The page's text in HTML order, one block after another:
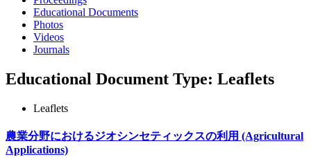
Educational Documents
Photos
Videos
Journals
Educational Document Type: Leaflets
Leaflets
農業分野におけるジオシンセティックスの利用 (Agricultural
Applications)